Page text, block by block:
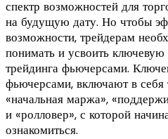
спектр возможностей для
на будущую дату. Но чтобы
возможности, трейдерам
понимать и усвоить
трейдинга фьючерсами.
фьючерсами, включают в
«начальная маржа»,
и «ролловер», с которой
ознакомиться.